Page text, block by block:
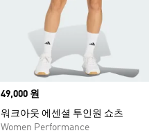
Price
49,000 원
워크아웃 에센셜 투인원 쇼츠
Women Performance